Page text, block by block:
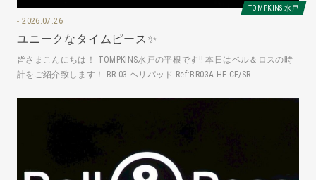
TOMPKINS 水戸
2026.07.26
ユニークなタイムピース✨
皆さまこんにちは！ TOMPKINS水戸の平根です‼️ 本日はベル＆ロスの時
計をご紹介致します！ BR-03 ヘリパッド Ref:BR03A-HE-CE/SR